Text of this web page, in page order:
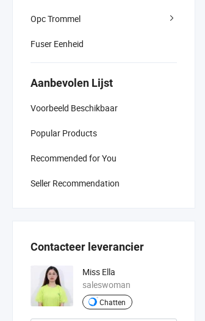
Opc Trommel
Fuser Eenheid
Aanbevolen Lijst
Voorbeeld Beschikbaar
Popular Products
Recommended for You
Seller Recommendation
Contacteer leverancier
Miss Ella
saleswoman
Chatten